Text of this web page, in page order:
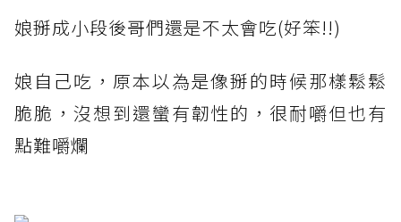
娘掰成小段後哥們還是不太會吃(好笨!!)
娘自己吃，原本以為是像掰的時候那樣鬆鬆
脆脆，沒想到還蠻有韌性的，很耐嚼但也有
點難嚼爛